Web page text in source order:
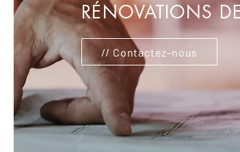
RÉNOVATIONS
// Contactez-nous